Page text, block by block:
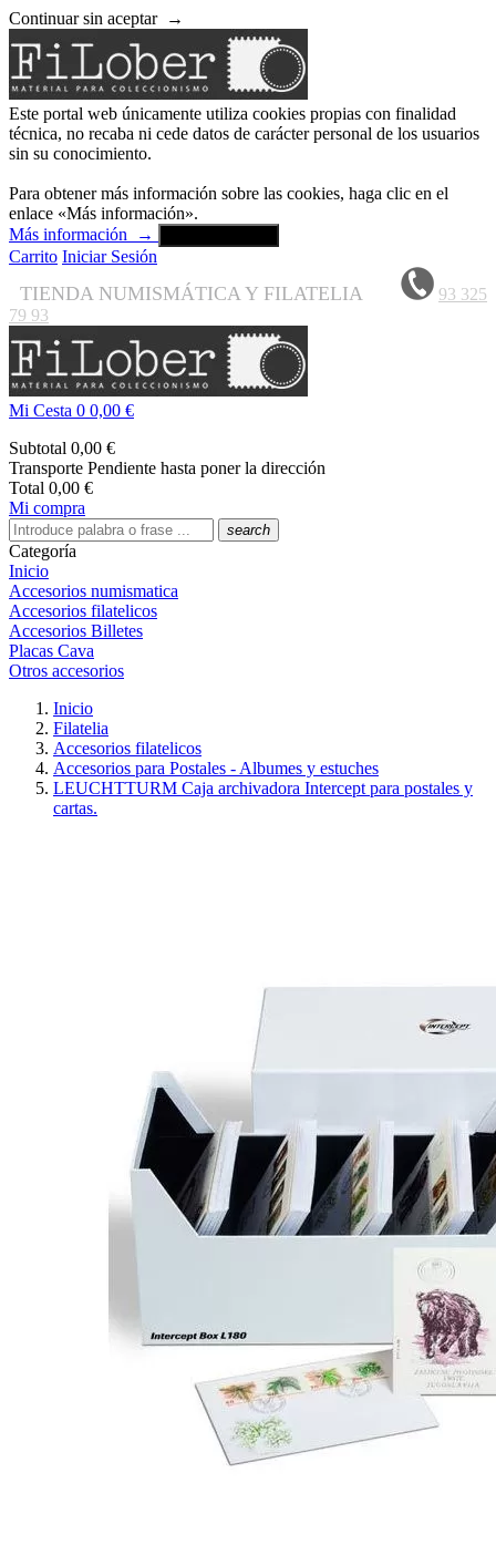
Continuar sin aceptar →
Este portal web únicamente utiliza cookies propias con finalidad
técnica, no recaba ni cede datos de carácter personal de los usuarios
sin su conocimiento.
Para obtener más información sobre las cookies, haga clic en el
enlace «Más información».
Más información
→
Carrito Iniciar Sesión
TIENDA NUMISMÁTICA Y FILATELIA
93 325
79 93
Mi Cesta 0 0,00 €
Subtotal 0,00 €
Transporte Pendiente hasta poner la dirección
Total 0,00 €
Mi compra
search
Categoría
Inicio
Accesorios numismatica
Accesorios filatelicos
Accesorios Billetes
Placas Cava
Otros accesorios
Inicio
Filatelia
Accesorios filatelicos
Accesorios para Postales - Albumes y estuches
LEUCHTTURM Caja archivadora Intercept para postales y
cartas.